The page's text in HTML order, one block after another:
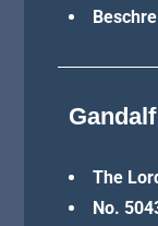
Gandalf
The
No.